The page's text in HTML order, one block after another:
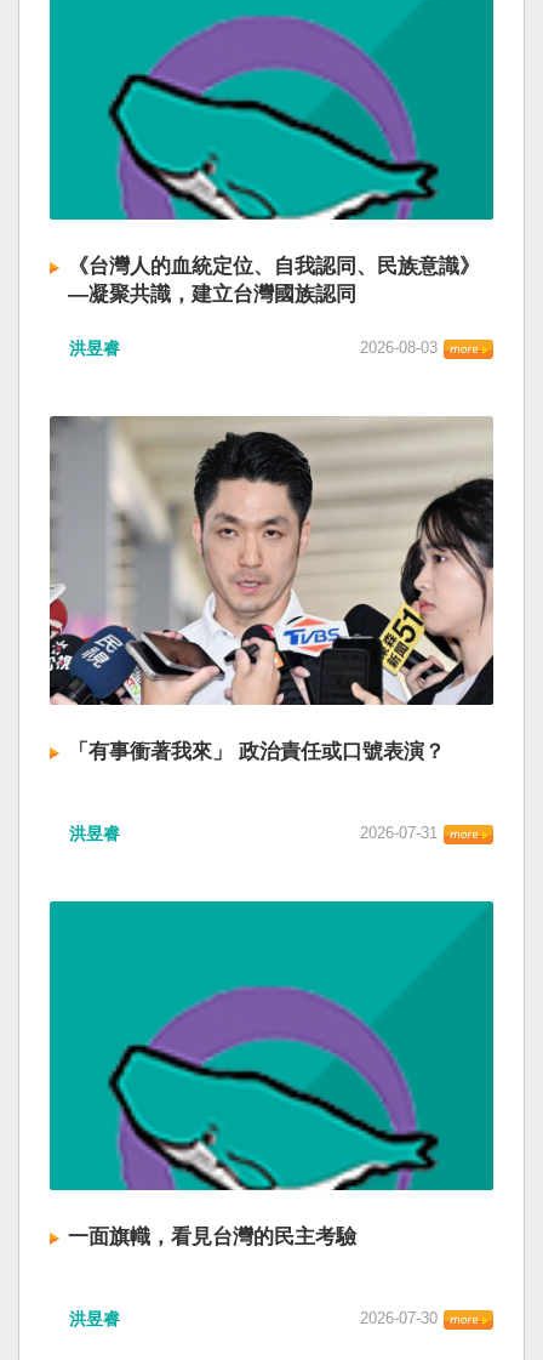
《台灣人的血統定位、自我認同、民族意識》
—凝聚共識，建立台灣國族認同
洪昱睿 2026-08-03
「有事衝著我來」 政治責任或口號表演？
洪昱睿 2026-07-31
一面旗幟，看見台灣的民主考驗
洪昱睿 2026-07-30